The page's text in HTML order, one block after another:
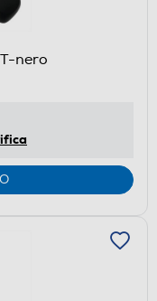
nero